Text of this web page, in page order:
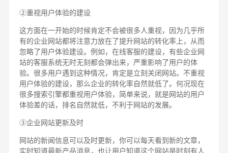
②重视用户体验的建设
这方面在一开始的时候肯定不会被很多人重视，因为几乎所
有的企业网站都将注意力放在了提升网站的转化率上，从而
忽略了用户体验建设。例如，在线客服的建设，有些企业网
站的客服系统无时无刻都会弹出来，严重影响了用户的体
验。很多用户遇到这种情况，肯定是立刻关闭网站。不重视
用户体验的建设，那么企业的转化率自然就低了。何况现在
很多搜索引擎都重视用户体验，简单来说，就是网站的用户
体验差的话，排名自然就低，不利于网站的发展。
③企业网站更新及时
网站的新闻信息可以及时更新，你可以每天看到新的文章，
实时知道最新产品消息，也让用户知道这个网站是时刻有人